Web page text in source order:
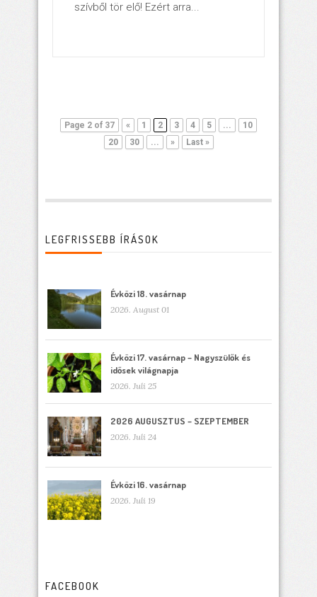
szívből tör elő! Ezért arra...
Page 2 of 37 « 1 2 3 4 5 ...
10
20
30 ... » Last »
LEGFRISSEBB ÍRÁSOK
Évközi 18. vasárnap
2026. August 01
Évközi 17. vasárnap – Nagyszülők és
idősek világnapja
2026. Juli 25
2026 AUGUSZTUS – SZEPTEMBER
2026. Juli 24
Évközi 16. vasárnap
2026. Juli 19
FACEBOOK